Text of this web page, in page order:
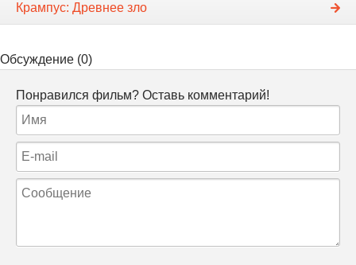
Крампус: Древнее зло
Обсуждение (0)
Понравился фильм? Оставь комментарий!